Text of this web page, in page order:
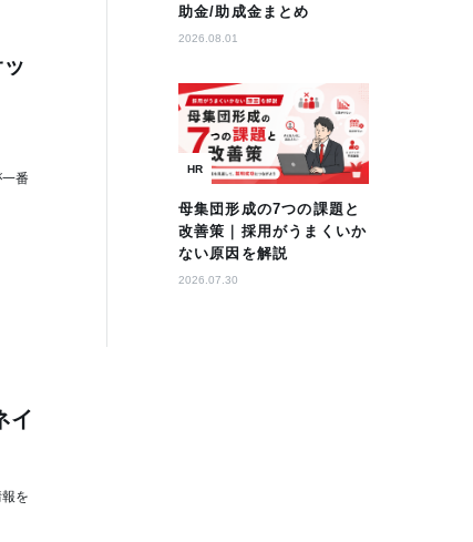
番
イ
を
助金/助成金まとめ
2026.08.01
HR
母集団形成の7つの課題と
改善策｜採用がうまくいか
ない原因を解説
2026.07.30